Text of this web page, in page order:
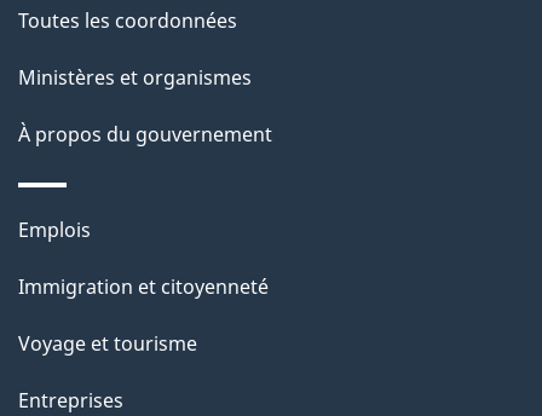
a
g
e
a
t
i
n
s
u
c
e
Toutes les coordonnées
Ministères et organismes
À propos du gouvernement
Thèmes
sujets
Emplois
Immigration et citoyenneté
Voyage et tourisme
Entreprises